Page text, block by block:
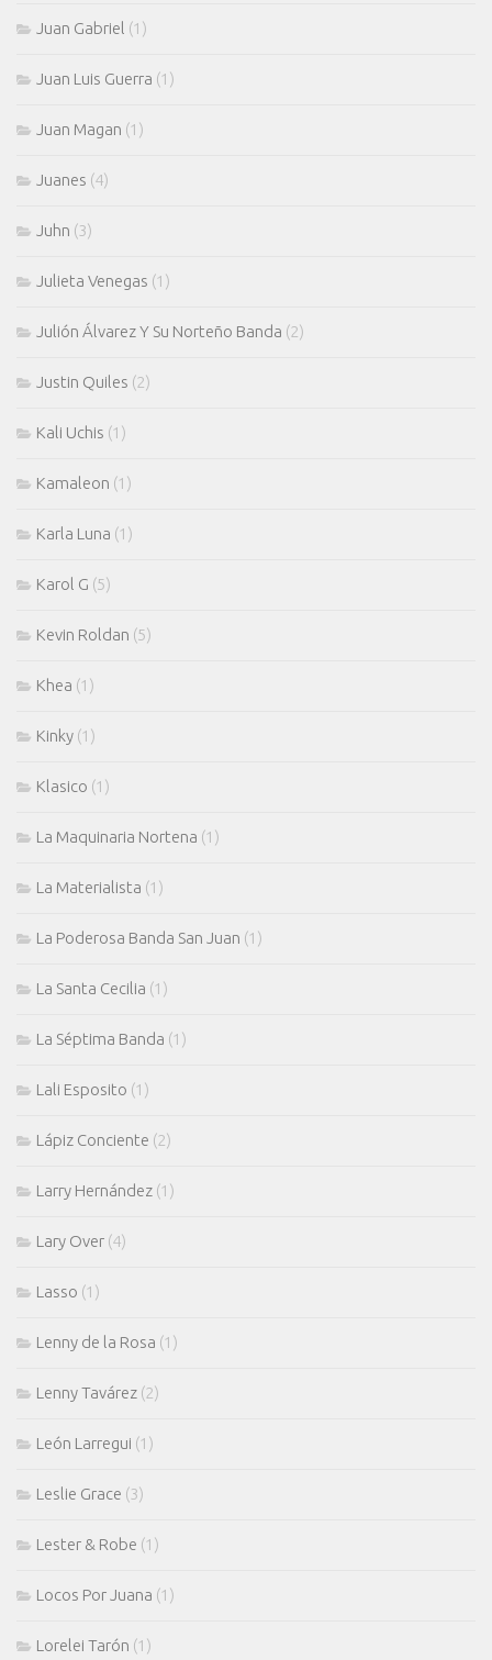
Juan Gabriel (1)
Juan Luis Guerra (1)
Juan Magan (1)
Juanes (4)
Juhn (3)
Julieta Venegas (1)
Julión Álvarez Y Su Norteño Banda (2)
Justin Quiles (2)
Kali Uchis (1)
Kamaleon (1)
Karla Luna (1)
Karol G (5)
Kevin Roldan (5)
Khea (1)
Kinky (1)
Klasico (1)
La Maquinaria Nortena (1)
La Materialista (1)
La Poderosa Banda San Juan (1)
La Santa Cecilia (1)
La Séptima Banda (1)
Lali Esposito (1)
Lápiz Conciente (2)
Larry Hernández (1)
Lary Over (4)
Lasso (1)
Lenny de la Rosa (1)
Lenny Tavárez (2)
León Larregui (1)
Leslie Grace (3)
Lester & Robe (1)
Locos Por Juana (1)
Lorelei Tarón (1)